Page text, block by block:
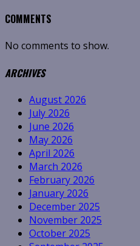
COMMENTS
No comments to show.
ARCHIVES
August 2026
July 2026
June 2026
May 2026
April 2026
March 2026
February 2026
January 2026
December 2025
November 2025
October 2025